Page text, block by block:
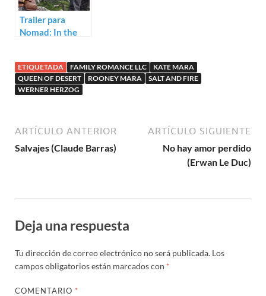
Trailer para
Nomad: In the
nuevo
documental de
Werner Herzog
ETIQUETADA FAMILY ROMANCE LLC
KATE MARA
QUEEN OF DESERT
ROONEY MARA
SALT AND FIRE
WERNER HERZOG
ARTÍCULO ANTERIOR
Salvajes (Claude Barras)
ARTÍCULO SIGUIENTE
No hay amor perdido
(Erwan Le Duc)
Deja una respuesta
Tu dirección de correo electrónico no será publicada. Los
campos obligatorios están marcados con *
COMENTARIO *